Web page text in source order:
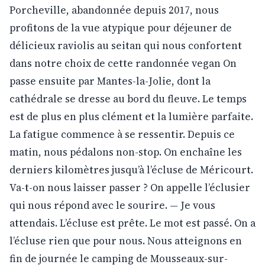
Porcheville, abandonnée depuis 2017, nous
profitons de la vue atypique pour déjeuner de
délicieux raviolis au seitan qui nous confortent
dans notre choix de cette randonnée vegan On
passe ensuite par Mantes-la-Jolie, dont la
cathédrale se dresse au bord du fleuve. Le temps
est de plus en plus clément et la lumière parfaite.
La fatigue commence à se ressentir. Depuis ce
matin, nous pédalons non-stop. On enchaîne les
derniers kilomètres jusqu’à l’écluse de Méricourt.
Va-t-on nous laisser passer ? On appelle l’éclusier
qui nous répond avec le sourire. — Je vous
attendais. L’écluse est prête. Le mot est passé. On a
l’écluse rien que pour nous. Nous atteignons en
fin de journée le camping de Mousseaux-sur-